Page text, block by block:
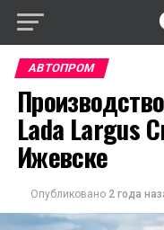
АВТОПРОМ
Lada Largus
Ижевске
Опубликовано 2 года